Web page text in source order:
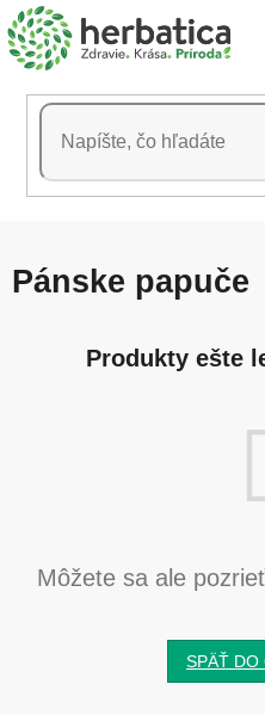
Prejsť
na
obsah
Pánske papuče
Produkty ešte
Môžete sa ale
SPÄŤ DO